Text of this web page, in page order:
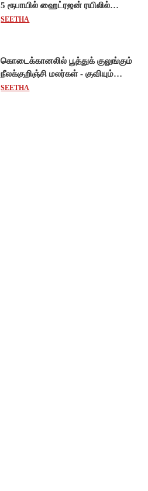
5 ரூபாயில் ஹைட்ரஜன் ரயிலில்
பயணிக்கலாம்!
SEETHA
கொடைக்கானலில் பூத்துக் குலுங்கும்
நீலக்குறிஞ்சி மலர்கள் - குவியும்
சுற்றுலாப் பயணிகள்!
SEETHA